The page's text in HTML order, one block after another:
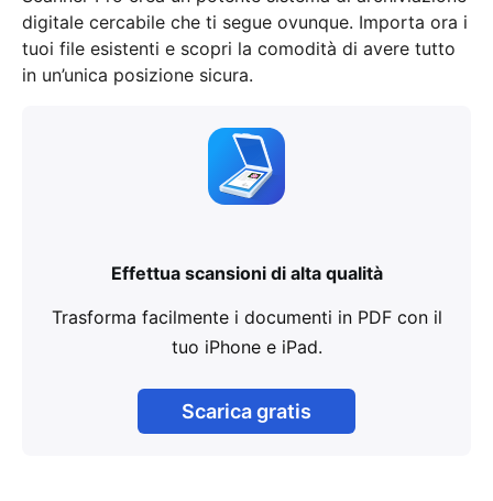
digitale cercabile che ti segue ovunque. Importa ora i
tuoi file esistenti e scopri la comodità di avere tutto
in un’unica posizione sicura.
Effettua scansioni di alta qualità
Trasforma facilmente i documenti in PDF con il
tuo iPhone e iPad.
Scarica gratis